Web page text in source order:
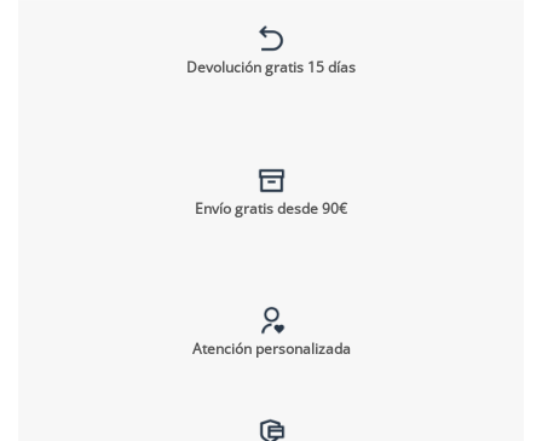
Devolución gratis 15 días
Envío gratis desde 90€
Atención personalizada